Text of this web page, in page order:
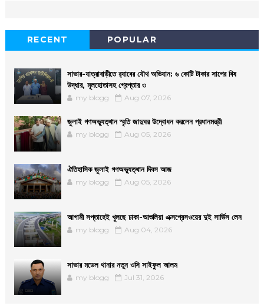
RECENT POPULAR
সাভার-যাত্রাবাড়ীতে র‌্যাবের যৌথ অভিযান: ৬ কোটি টাকার সাপের বিষ
উদ্ধার, মূলহোতাসহ গ্রেপ্তার ৩
my blogg Aug 07, 2026
জুলাই গণঅভ্যুত্থান স্মৃতি জাদুঘর উদ্বোধন করলেন প্রধানমন্ত্রী
my blogg Aug 05, 2026
ঐতিহাসিক জুলাই গণঅভ্যুত্থান দিবস আজ
my blogg Aug 05, 2026
আগামী সপ্তাহেই খুলছে ঢাকা-আশুলিয়া এক্সপ্রেসওয়ের দুই সার্ভিস লেন
my blogg Aug 04, 2026
সাভার মডেল থানার নতুন ওসি সাইফুল আলম
my blogg Jul 31, 2026